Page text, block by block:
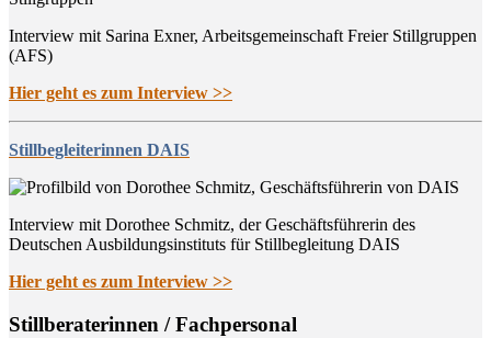
Interview mit Sarina Exner, Arbeitsgemeinschaft Freier Stillgruppen
(AFS)
Hier geht es zum Interview >>
Stillbegleiterinnen DAIS
Interview mit Dorothee Schmitz, der Geschäftsführerin des
Deutschen Ausbildungsinstituts für Stillbegleitung DAIS
Hier geht es zum Interview >>
Still­be­ra­te­rin­nen / Fachpersonal